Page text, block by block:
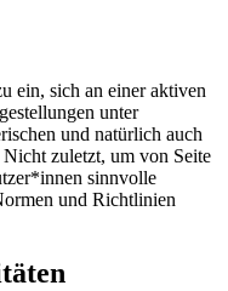
ein, sich an einer aktiven
unter
und natürlich auch
zuletzt, um von Seite
sinnvolle
und Richtlinien